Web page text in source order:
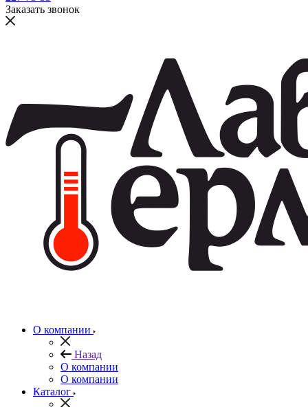
Заказать звонок
О компании
Назад
О компании
О компании
Каталог